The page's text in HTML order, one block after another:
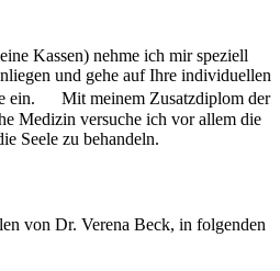
Kassen) nehme ich mir speziell
und gehe auf Ihre individuellen
ein. Mit meinem Zusatzdiplom der
Medizin versuche ich vor allem die
Seele zu behandeln.
von Dr. Verena Beck, in folgenden